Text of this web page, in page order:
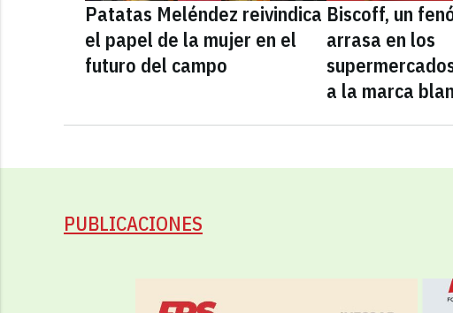
Patatas Meléndez reivindica
el papel de la mujer en el
futuro del campo
Biscoff, un
arrasa en los
a la marca
PUBLICACIONES